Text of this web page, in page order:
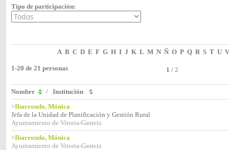
Tipo de participación:
A B C D E F G H I J K L M N Ñ O P Q R S T U V
1-20 de 21 personas 1 / 2
Nombre / Institución
>Ibarrondo, Mónica
Jefa de la Unidad de Planificación y Gestión Rural
Ayuntamiento de Vitoria-Gasteiz
>Ibarrondo, Mónica
Ayuntamiento de Vitoria-Gasteiz